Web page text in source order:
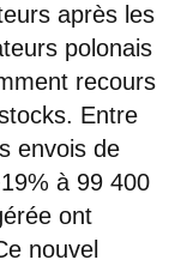
après les
polonais
recours
Entre
envois de
à 99 400
ont
nouvel